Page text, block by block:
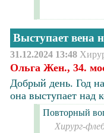
Выступает вена
31.12.2024 13:48
Ольга Жен., 34.
Добрый день. Год
она выступает над
Повторный
Хирург-